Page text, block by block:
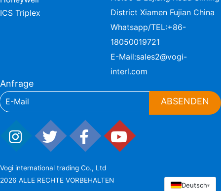
ICS Triplex
District Xiamen Fujian China
Whatsapp/TEL:+86-
18050019721
E-Mail:sales2@vogi-
interl.com
Anfrage
ABSENDEN
Vogi international trading Co., Ltd
2026 ALLE RECHTE VORBEHALTEN
Deutsch▾